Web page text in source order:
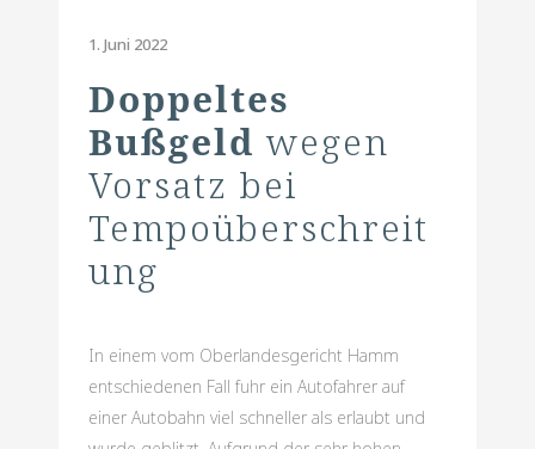
1. Juni 2022
Doppeltes
Bußgeld wegen
Vorsatz bei
Tempoüberschreit
ung
In einem vom Oberlandesgericht Hamm
entschiedenen Fall fuhr ein Autofahrer auf
einer Autobahn viel schneller als erlaubt und